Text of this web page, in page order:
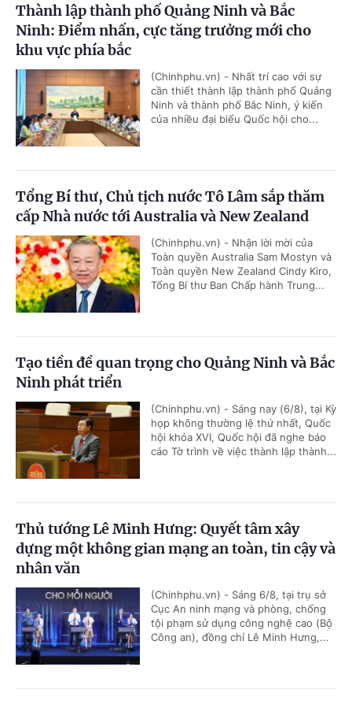
Thành lập thành phố Quảng Ninh và Bắc
Ninh: Điểm nhấn, cực tăng trưởng mới cho
khu vực phía bắc
(Chinhphu.vn) - Nhất trí cao với sự
cần thiết thành lập thành phố Quảng
Ninh và thành phố Bắc Ninh, ý kiến
của nhiều đại biểu Quốc hội cho...
Tổng Bí thư, Chủ tịch nước Tô Lâm sắp thăm
cấp Nhà nước tới Australia và New Zealand
(Chinhphu.vn) - Nhận lời mời của
Toàn quyền Australia Sam Mostyn và
Toàn quyền New Zealand Cindy Kiro,
Tổng Bí thư Ban Chấp hành Trung...
Tạo tiền đề quan trọng cho Quảng Ninh và Bắc
Ninh phát triển
(Chinhphu.vn) - Sáng nay (6/8), tại Kỳ
họp không thường lệ thứ nhất, Quốc
hội khóa XVI, Quốc hội đã nghe báo
cáo Tờ trình về việc thành lập thành...
Thủ tướng Lê Minh Hưng: Quyết tâm xây
dựng một không gian mạng an toàn, tin cậy và
nhân văn
(Chinhphu.vn) - Sáng 6/8, tại trụ sở
Cục An ninh mạng và phòng, chống
tội phạm sử dụng công nghệ cao (Bộ
Công an), đồng chí Lê Minh Hưng,...